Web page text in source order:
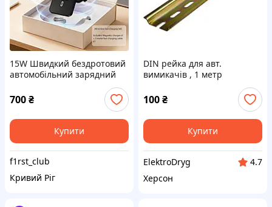
15W Швидкий бездротовий
автомобільний зарядний
портативний з живленням
через USB, безпечне
розміщення без вик
700₴
Купити
f1rst_club
Кривий Ріг
DIN рейка для авт.
вимикачів , 1 метр
100₴
Купити
ElektroDryg
4.7
Херсон